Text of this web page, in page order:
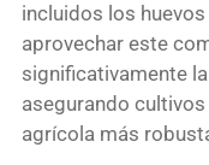
incluidos los
aprovechar este
significativamente
asegurando
agrícola más